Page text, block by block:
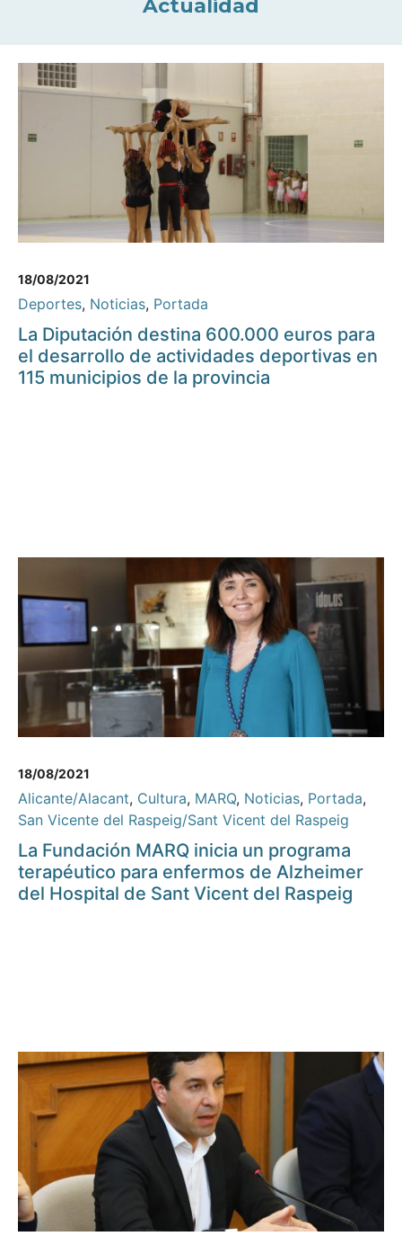
Actualidad
18/08/2021
Deportes, Noticias, Portada
La Diputación destina 600.000 euros para
el desarrollo de actividades deportivas en
115 municipios de la provincia
18/08/2021
Alicante/Alacant, Cultura, MARQ, Noticias, Portada,
San Vicente del Raspeig/Sant Vicent del Raspeig
La Fundación MARQ inicia un programa
terapéutico para enfermos de Alzheimer
del Hospital de Sant Vicent del Raspeig